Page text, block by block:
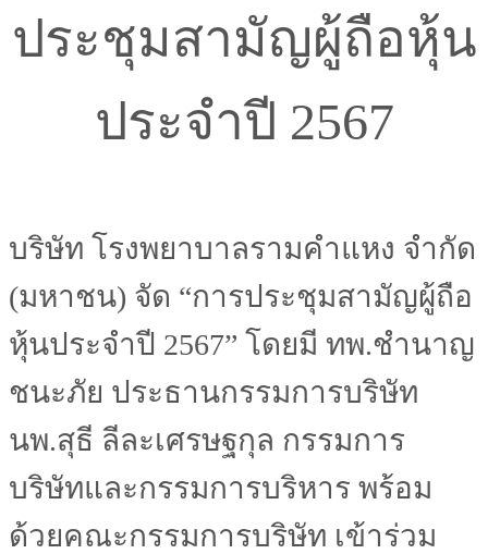
ประชุมสามัญผู้ถือหุ้น
ประจำปี 2567
บริษัท โรงพยาบาลรามคำแหง จำกัด
(มหาชน) จัด “การประชุมสามัญผู้ถือ
หุ้นประจำปี 2567” โดยมี ทพ.ชำนาญ
ชนะภัย ประธานกรรมการบริษัท
นพ.สุธี ลีละเศรษฐกุล กรรมการ
บริษัทและกรรมการบริหาร พร้อม
ด้วยคณะกรรมการบริษัท เข้าร่วม